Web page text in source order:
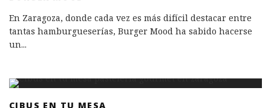
En Zaragoza, donde cada vez es más difícil destacar entre
tantas hamburgueserías, Burger Mood ha sabido hacerse
un...
CIBUS EN TU MESA